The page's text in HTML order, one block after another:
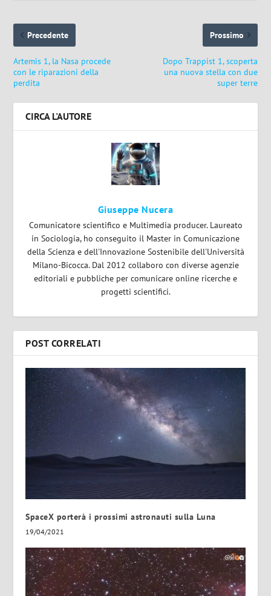
Precedente
Artemis 1, la Nasa procede
con le riparazioni della
perdita
Prossimo
Dopo Trappist 1, scoperta
una nuova stella con due
super terre
CIRCA L'AUTORE
Giuseppe Nucera
Comunicatore scientifico e Multimedia producer. Laureato
in Sociologia, ho conseguito il Master in Comunicazione
della Scienza e dell'Innovazione Sostenibile dell'Università
Milano-Bicocca. Dal 2012 collaboro con diverse agenzie
editoriali e pubbliche per comunicare online ricerche e
progetti scientifici.
POST CORRELATI
SpaceX porterà i prossimi astronauti sulla Luna
19/04/2021